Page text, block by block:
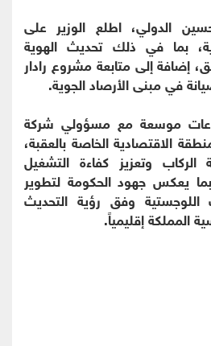
الدولي، اطلع الوزير على
بما في ذلك تحديث الهوية
إضافة إلى متابعة مشروع رادار
موسعة مع مسؤولي شركة
الاقتصادية الخاصة بالعقبة،
وتعزيز كفاءة التشغيل
يعكس جهود الحكومة لتطوير
اللوجستية وفق رؤية التحديث
المملكة إقليمياً.